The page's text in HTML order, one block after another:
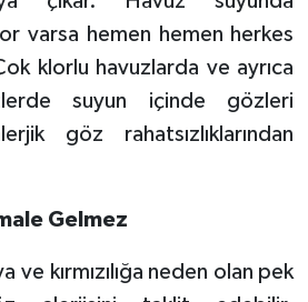
varsa hemen hemen herkes
klorlu havuzlarda ve ayrıca
suyun içinde gözleri
göz rahatsızlıklarından
Gelmez
ve kırmızılığa neden olan pek